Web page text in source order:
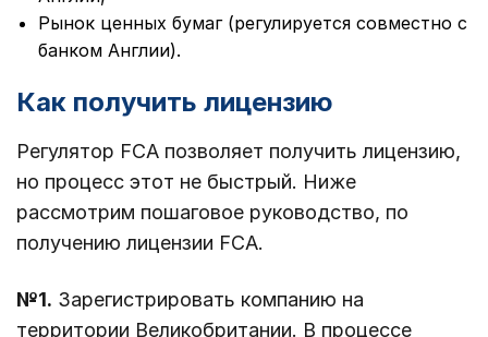
Рынок ценных бумаг (регулируется совместно с
банком Англии).
Как получить лицензию
Регулятор FCA позволяет получить лицензию,
но процесс этот не быстрый. Ниже
рассмотрим пошаговое руководство, по
получению лицензии FCA.
№1. Зарегистрировать компанию на
территории Великобритании. В процессе